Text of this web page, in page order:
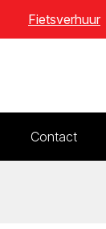
Fietsverhuur
Contact